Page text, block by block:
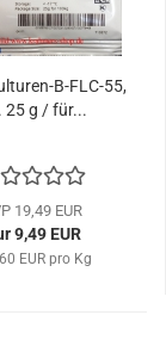
B-FLC-55,
25 g / für...
19,49 EUR
9,49 EUR
EUR pro Kg